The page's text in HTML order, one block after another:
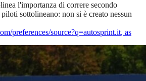
l'importanza di correre secondo
sottolineano: non si è creato nessun
preferences/source?q=autosprint.it, as